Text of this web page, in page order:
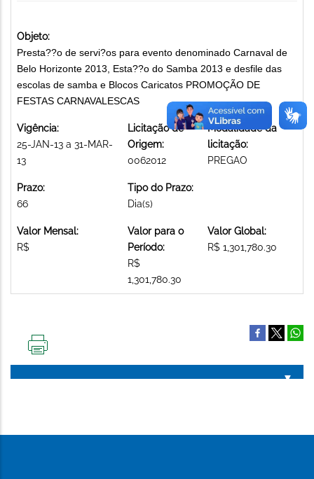
Objeto:
Presta??o de servi?os para evento denominado Carnaval de
Belo Horizonte 2013, Esta??o do Samba 2013 e desfile das
escolas de samba e Blocos Caricatos PROMOÇÃO DE
FESTAS CARNAVALESCAS
Vigência:
25-JAN-13 a 31-MAR-
13
Licitação de
Origem:
0062012
Modalidade da
licitação:
PREGAO
Prazo:
66
Tipo do Prazo:
Dia(s)
Valor Mensal:
R$
Valor para o
Período:
R$
1,301,780.30
Valor Global:
R$ 1,301,780.30
PÁGINA